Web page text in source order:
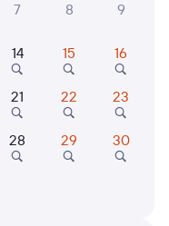
7 8 9
14 15 16
21 22 23
28 29 30